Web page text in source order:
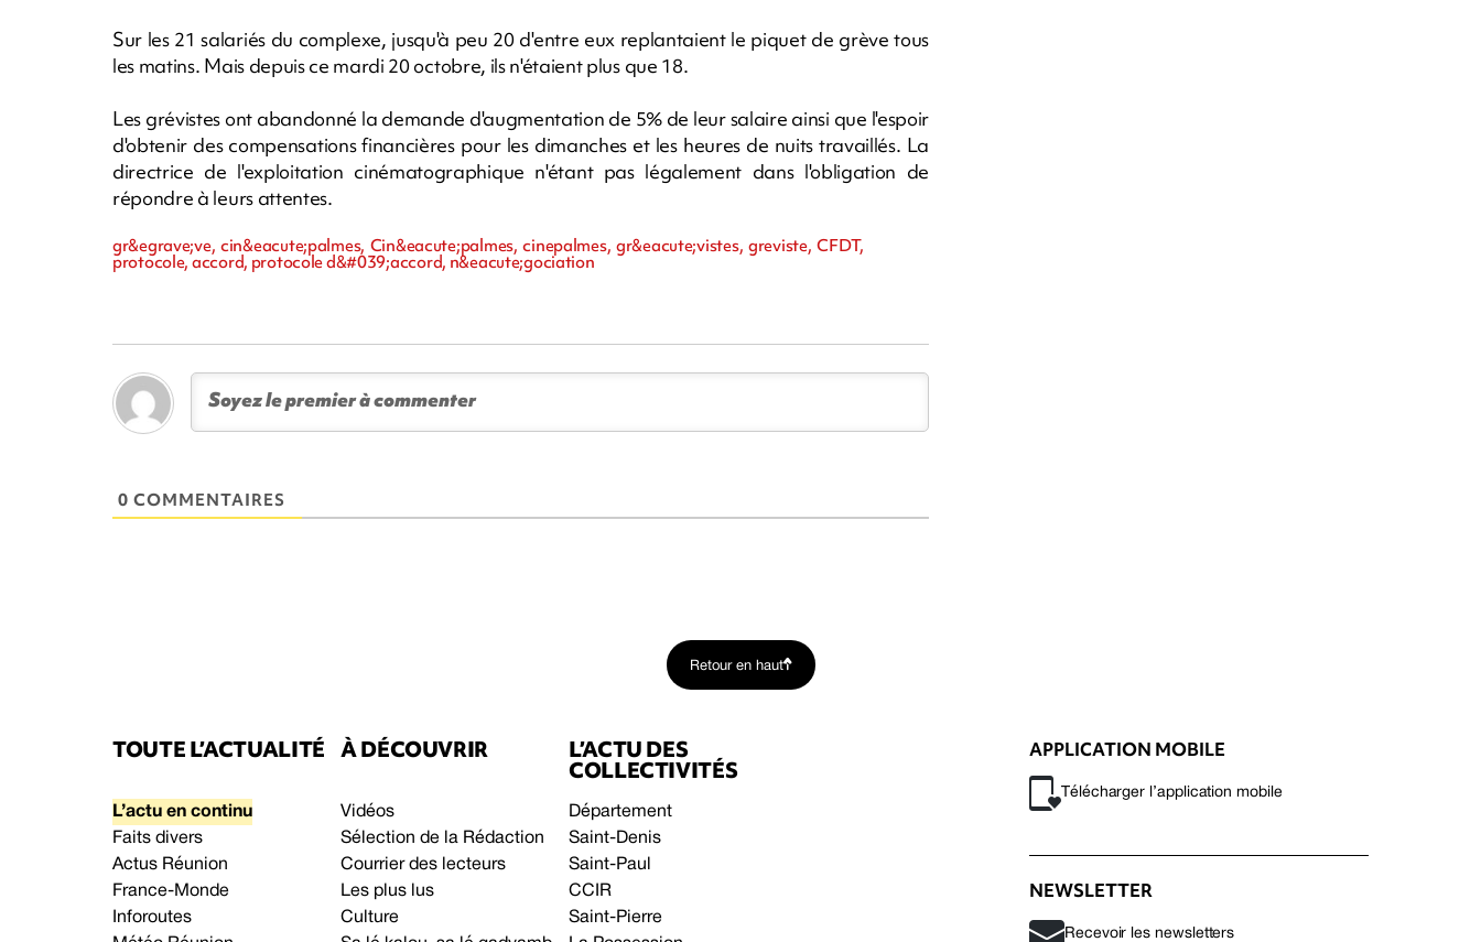
Sur les 21 salariés du complexe, jusqu'à peu 20 d'entre eux replantaient le piquet de grève tous
les matins. Mais depuis ce mardi 20 octobre, ils n'étaient plus que 18.
Les grévistes ont abandonné la demande d'augmentation de 5% de leur salaire ainsi que l'espoir
d'obtenir des compensations financières pour les dimanches et les heures de nuits travaillés. La
directrice de l'exploitation cinématographique n'étant pas légalement dans l'obligation de
répondre à leurs attentes.
gr&egrave;ve, cin&eacute;palmes, Cin&eacute;palmes, cinepalmes, gr&eacute;vistes, greviste, CFDT,
protocole, accord, protocole d&#039;accord, n&eacute;gociation
0 COMMENTAIRES
Retour en haut
TOUTE L’ACTUALITÉ
L’actu en continu
Faits divers
Actus Réunion
France-Monde
Inforoutes
À DÉCOUVRIR
Vidéos
Sélection de la Rédaction
Courrier des lecteurs
Les plus lus
Culture
L’ACTU DES
COLLECTIVITÉS
Département
Saint-Denis
Saint-Paul
CCIR
Saint-Pierre
APPLICATION MOBILE
Télécharger l’application mobile
NEWSLETTER
Recevoir les newsletters